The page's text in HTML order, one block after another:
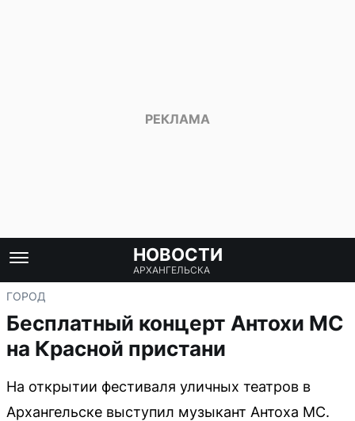
НОВОСТИ
АРХАНГЕЛЬСКА
ГОРОД
Бесплатный концерт Антохи МС
на Красной пристани
На открытии фестиваля уличных театров в
Архангельске выступил музыкант Антоха МС.